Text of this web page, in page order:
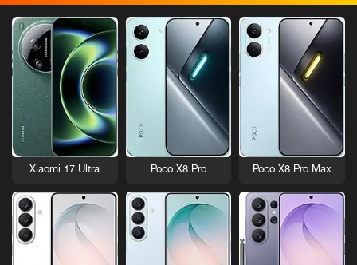
Poco X8 Pro Max
Poco X8 Pro
Xiaomi 17 Ultra